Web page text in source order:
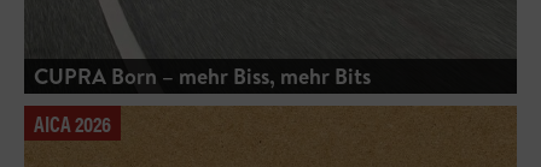
CUPRA Born – mehr Biss, mehr Bits
AICA 2026